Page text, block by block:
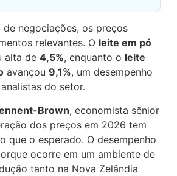
negociações, os preços
relevantes. O leite em pó
alta de4,5%, enquanto o leite
avançou9,1%, um desempenho
do setor.
Brown, economista sênior
dos preços em 2026 tem
que o esperado. O desempenho
ocorre em um ambiente de
tanto na Nova Zelândia